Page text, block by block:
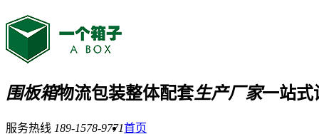
围板箱物流包装整体配套生产厂家一站式
服务热线 189-1578-9771首页